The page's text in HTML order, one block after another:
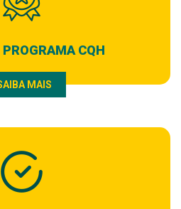
PROGRAMA CQH
MAIS